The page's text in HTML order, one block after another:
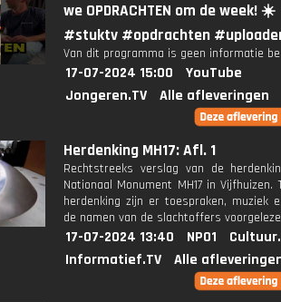
we OPDRACHTEN om de week! ☀️
#stuktv #opdrachten
Van dit programma is geen informatie
17-07-2024 15:00
YouTube
Jongeren.TV
Alle afleveringen
Herdenking MH17: Afl. 1
Rechtstreeks verslag van de
Nationaal Monument MH17 in Vijfhuizen.
herdenking zijn er toespraken, muziek
de namen van de slachtoffers
17-07-2024 13:40 NPO1
Informatief.TV
Alle